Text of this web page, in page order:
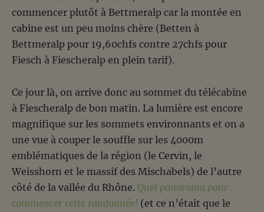
commencer plutôt à Bettmeralp car la montée en
cabine est un peu moins chère (Betten à
Bettmeralp pour 19,60chfs contre 27chfs pour
Fiesch à Fiescheralp en plein tarif).
Ce jour là, on arrive donc au sommet du télécabine
à Fiescheralp de bon matin. La lumière est encore
magnifique sur les sommets environnants et on a
une vue à couper le souffle sur les 4000m
emblématiques de la région (le Cervin, le
Weisshorn et le massif des Mischabels) de l’autre
côté de la vallée du Rhône. Quel panorama pour
commencer cette randonnée! (et ce n’était que le